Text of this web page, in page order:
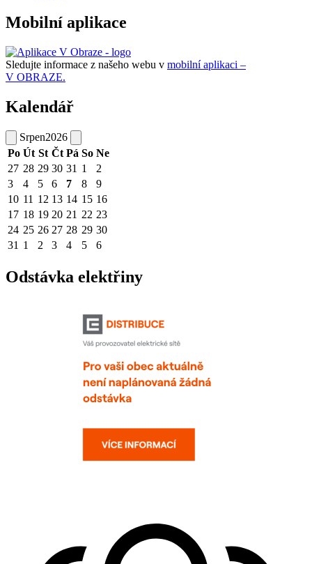
Mobilní aplikace
Sledujte informace z našeho webu v mobilní aplikaci –
V OBRAZE.
Kalendář
Srpen2026
Po Út St Čt Pá So Ne
27 28 29 30 31 1
2
3
4 5 6 7 8
9
10 11 12 13 14 15 16
17 18 19 20 21 22 23
24 25 26 27 28 29 30
31 1 2 3 4 5 6
Odstávka elektřiny